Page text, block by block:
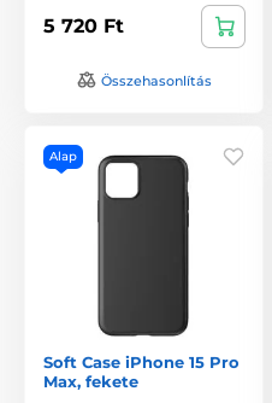
5 720 Ft
Összehasonlítás
Alap
Soft Case iPhone 15 Pro
Max, fekete